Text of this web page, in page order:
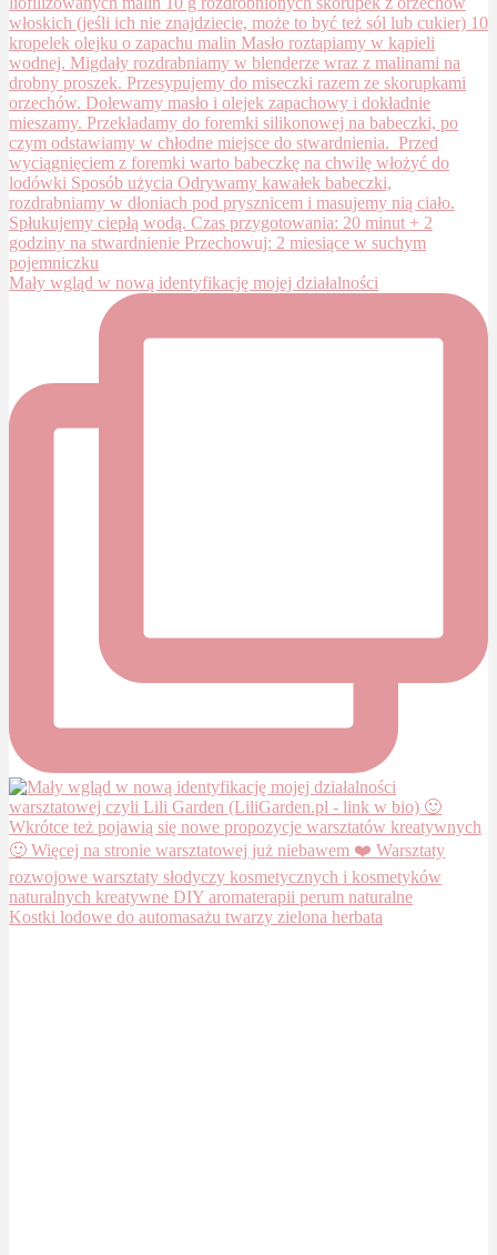
Mały wgląd w nową identyfikację mojej działalności
Kostki lodowe do automasażu twarzy zielona herbata